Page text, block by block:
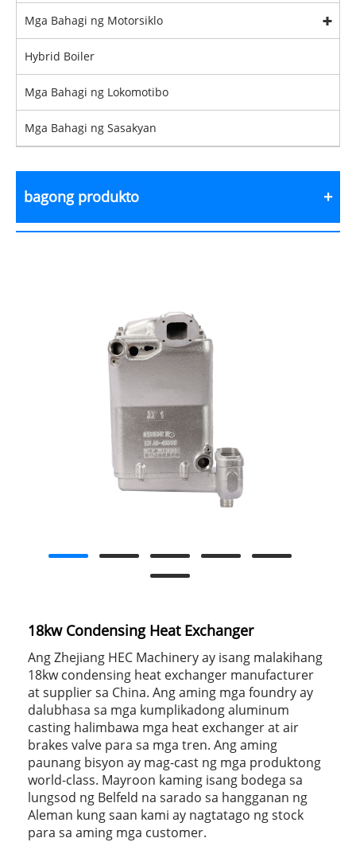
Mga Bahagi ng Motorsiklo
Hybrid Boiler
Mga Bahagi ng Lokomotibo
Mga Bahagi ng Sasakyan
bagong produkto
18kw Condensing Heat Exchanger
Ang Zhejiang HEC Machinery ay isang malakihang
18kw condensing heat exchanger manufacturer
at supplier sa China. Ang aming mga foundry ay
dalubhasa sa mga kumplikadong aluminum
casting halimbawa mga heat exchanger at air
brakes valve para sa mga tren. Ang aming
paunang bisyon ay mag-cast ng mga produktong
world-class. Mayroon kaming isang bodega sa
lungsod ng Belfeld na sarado sa hangganan ng
Aleman kung saan kami ay nagtatago ng stock
para sa aming mga customer.